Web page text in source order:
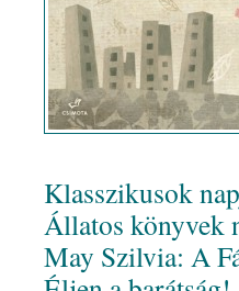
Klasszikusok
Állatos könyvek
May Szilvia: A